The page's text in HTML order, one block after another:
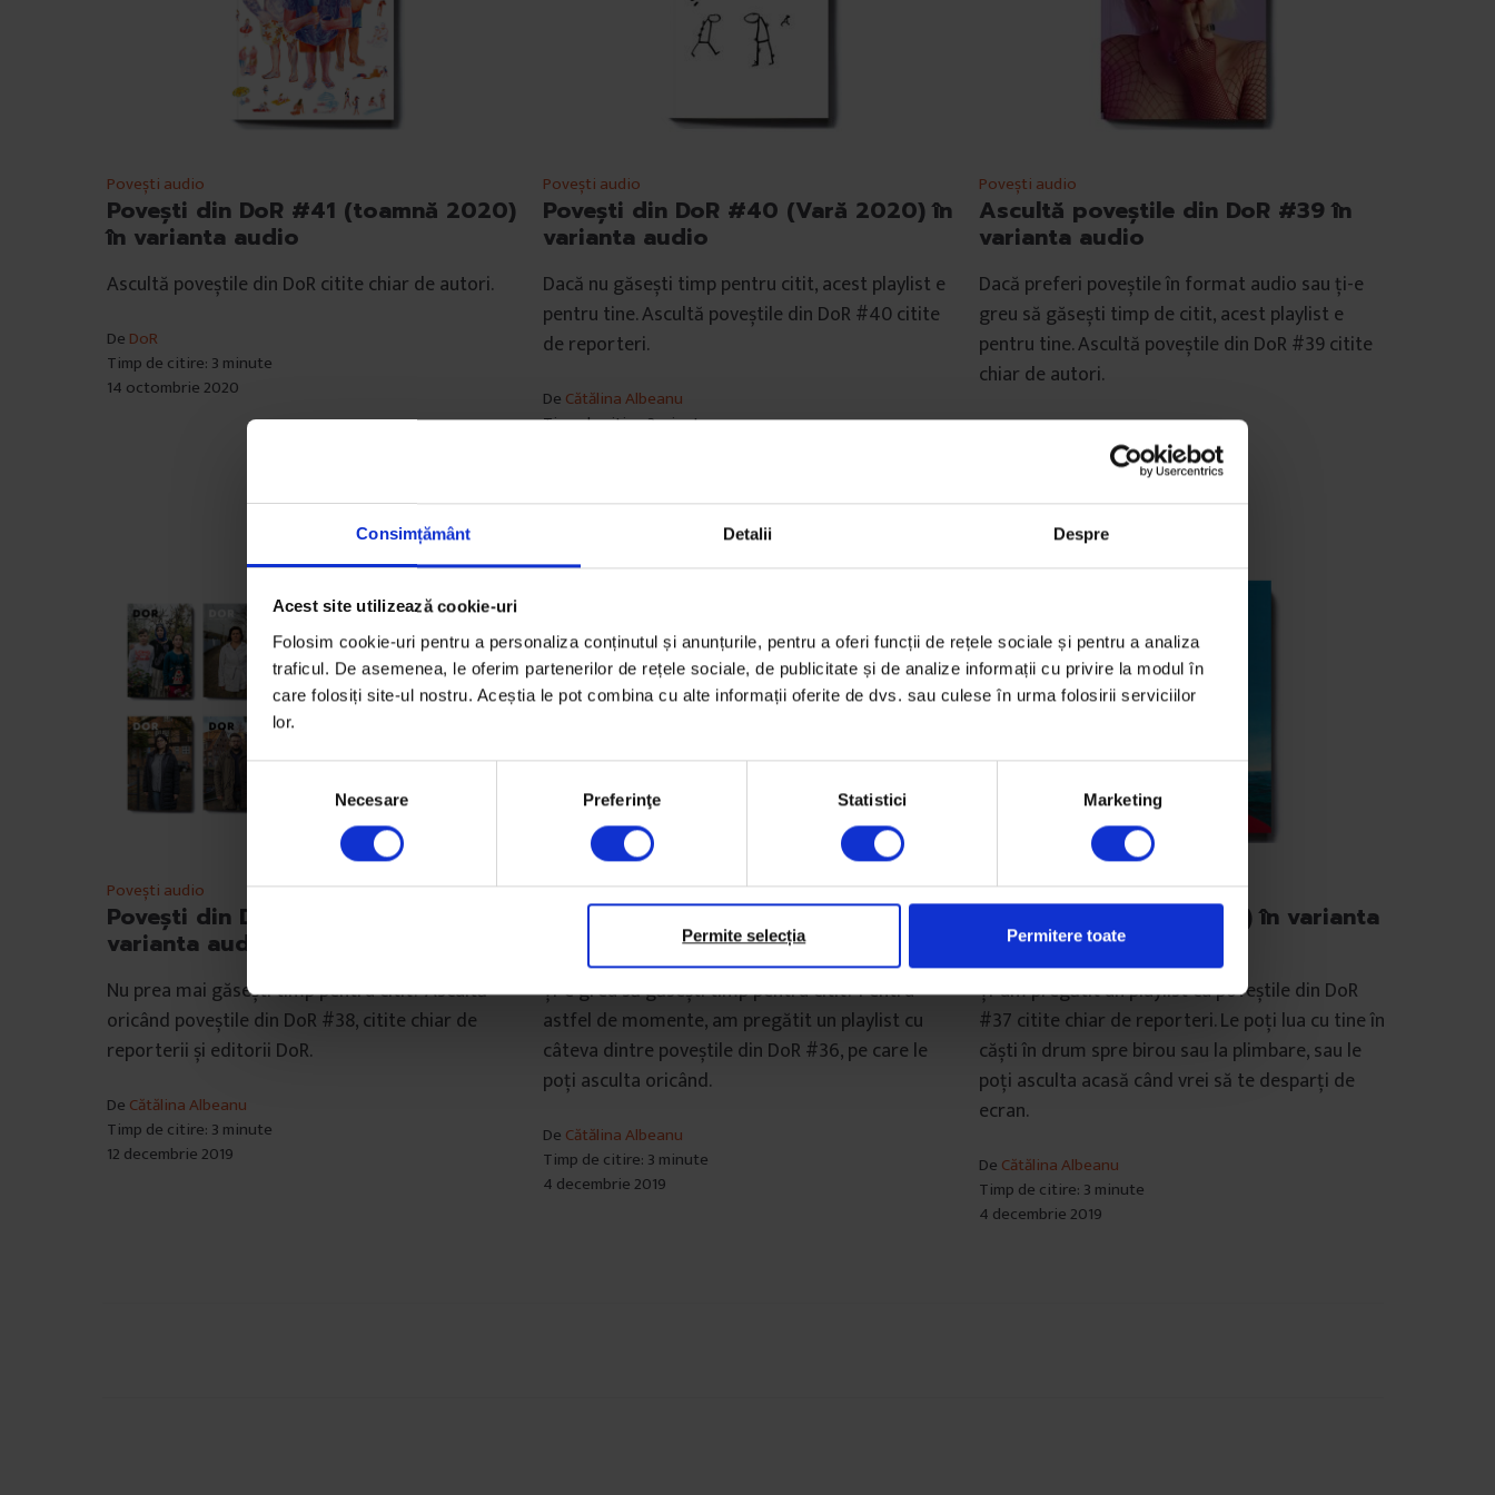
Consimțământ Detalii Despre
Acest site utilizează cookie-uri
Folosim cookie-uri pentru a personaliza conținutul și anunțurile, pentru a oferi funcții de rețele sociale și pentru a analiza
traficul. De asemenea, le oferim partenerilor de rețele sociale, de publicitate și de analize informații cu privire la modul în
care folosiți site-ul nostru. Aceștia le pot combina cu alte informații oferite de dvs. sau culese în urma folosirii serviciilor
lor.
ț
i
c
o
Necesare Preferinţe Statistici Marketing
Permite selecția Permitere toate
Povești audio
Povești din DoR #41 (toamnă 2020)
în varianta audio
Ascultă poveștile din DoR citite chiar de autori.
De DoR
Timp de citire: 3 minute
14 octombrie 2020
Povești audio
Povești din DoR #40 (Vară 2020) în
varianta audio
Dacă nu găsești timp pentru citit, acest playlist e
pentru tine. Ascultă poveștile din DoR #40 citite
de reporteri.
De Cătălina Albeanu
Timp de citire: 3 minute
Povești audio
Ascultă poveștile din DoR #39 în
varianta audio
Dacă preferi poveștile în format audio sau ți-e
greu să găsești timp de citit, acest playlist e
pentru tine. Ascultă poveștile din DoR #39 citite
chiar de autori.
DeDoR
Timp de citire: 3 minute
Povești audio
Povești din DoR #38 (Iarnă 2019) în
varianta audio
Nu prea mai găsești timp pentru citit? Ascultă
oricând poveștile din DoR #38, citite chiar de
reporterii și editorii DoR.
De Cătălina Albeanu
Timp de citire: 3 minute
12 decembrie 2019
Povești audio
Povești din DoR #36 în varianta
Ți-e greu să găsești timp pentru citit? Pentru
astfel de momente, am pregătit un playlist cu
câteva dintre poveștile din DoR #36, pe care le
poți asculta oricând.
De Cătălina Albeanu
Timp de citire: 3 minute
4 decembrie 2019
Povești audio
DoR #37 (Toamnă 2019) în varianta
audio
Ți-am pregătit un playlist cu poveștile din DoR
#37 citite chiar de reporteri. Le poți lua cu tine în
căști în drum spre birou sau la plimbare, sau le
poți asculta acasă când vrei să te desparți de
ecran.
De Cătălina Albeanu
Timp de citire: 3 minute
4 decembrie 2019